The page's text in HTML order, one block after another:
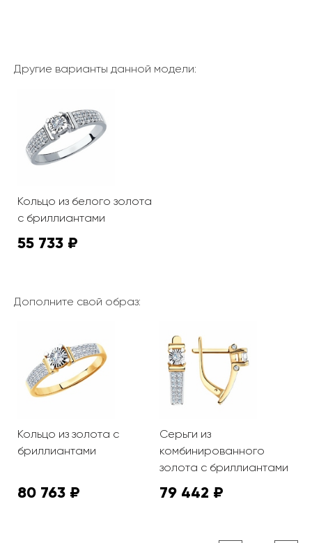
Другие варианты данной модели:
Кольцо из белого золота
с бриллиантами
55 733 ₽
Дополните свой образ:
Кольцо из золота с
бриллиантами
80 763 ₽
Серьги из
комбинированного
золота с бриллиантами
79 442 ₽